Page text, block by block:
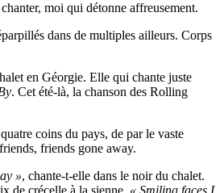
moi qui détonne affreusement.
dans de multiples ailleurs. Corps
en Géorgie. Elle qui chante juste
. Cet été-là, la chanson des Rolling
coins du pays, de par le vaste
friends gone away.
», chante-t-elle dans le noir du chalet.
de crécelle à la sienne. « Smiling faces I